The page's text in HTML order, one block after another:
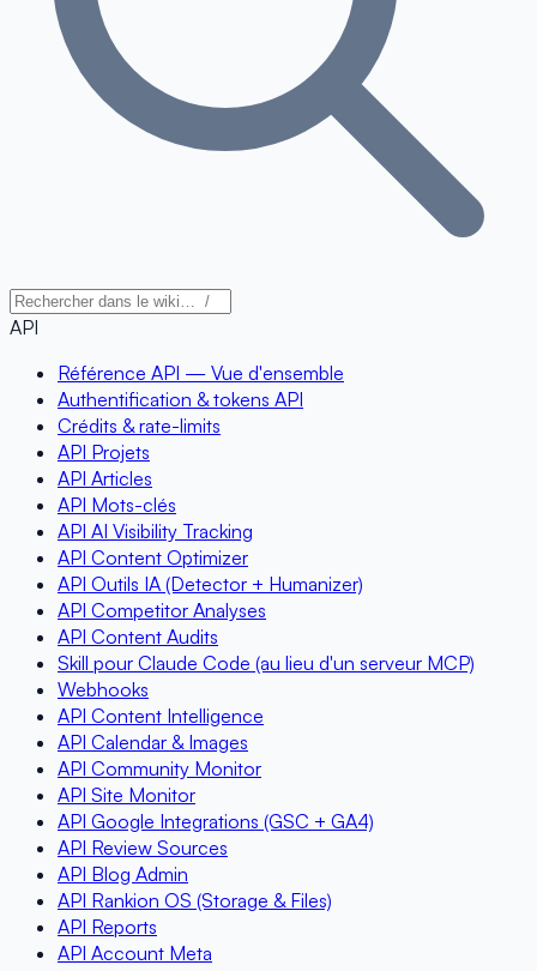
API
Référence API — Vue d'ensemble
Authentification & tokens API
Crédits & rate-limits
API Projets
API Articles
API Mots-clés
API AI Visibility Tracking
API Content Optimizer
API Outils IA (Detector + Humanizer)
API Competitor Analyses
API Content Audits
Skill pour Claude Code (au lieu d'un serveur MCP)
Webhooks
API Content Intelligence
API Calendar & Images
API Community Monitor
API Site Monitor
API Google Integrations (GSC + GA4)
API Review Sources
API Blog Admin
API Rankion OS (Storage & Files)
API Reports
API Account Meta